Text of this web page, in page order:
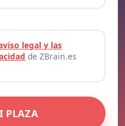
legal y las
de ZBrain.es
PLAZA